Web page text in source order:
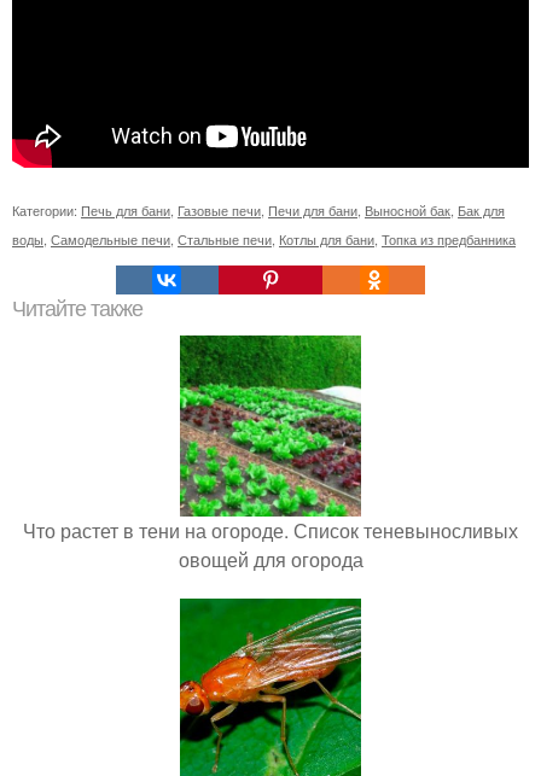
Категории: Печь для бани Газовые печи Печи для бани Выносной бак Бак для
воды Самодельные печи Стальные печи Котлы для бани Топка из предбанника
Читайте также
Что растет в тени на огороде. Список теневыносливых
овощей для огорода